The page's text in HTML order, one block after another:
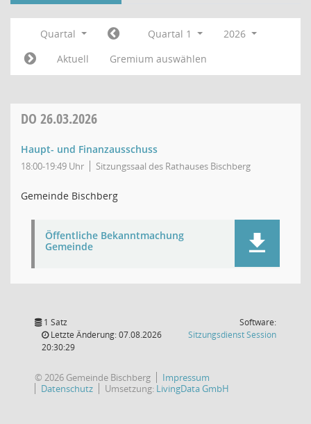
Quartal Quartal 1
2026
Aktuell
Gremium auswählen
DO 26.03.2026
Haupt- und Finanzausschuss
18:00-19:49 Uhr Sitzungssaal des Rathauses Bischberg
Gemeinde Bischberg
Öffentliche Bekanntmachung
Gemeinde
1 Satz
Letzte Änderung: 07.08.2026
20:30:29
Software:
SitzungsdienstSession(Wird in
© 2026 Gemeinde Bischberg
Impressum
Datenschutz
Umsetzung: LivingData GmbH